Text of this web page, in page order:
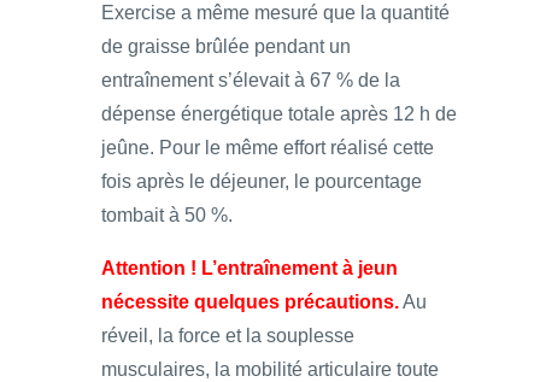
Exercise a même mesuré que la quantité
de graisse brûlée pendant un
entraînement s’élevait à 67 % de la
dépense énergétique totale après 12 h de
jeûne. Pour le même effort réalisé cette
fois après le déjeuner, le pourcentage
tombait à 50 %.
Attention ! L’entraînement à jeun
nécessite quelques précautions.Au
réveil, la force et la souplesse
musculaires, la mobilité articulaire toute